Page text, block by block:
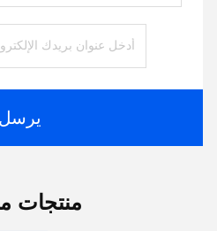
يرسل
منتجات